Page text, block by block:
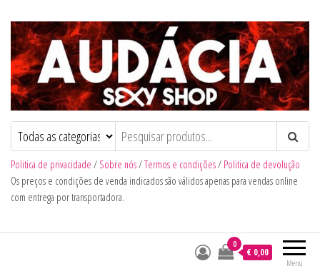
Audacia Sexy Shop
Politica de privacidade / Sobre nós/Termos e condições/ Politica de devolução
Os preços e condições de venda indicados são válidos apenas para vendas online
com entrega por transportadora.
Menu
0
€ 0,00